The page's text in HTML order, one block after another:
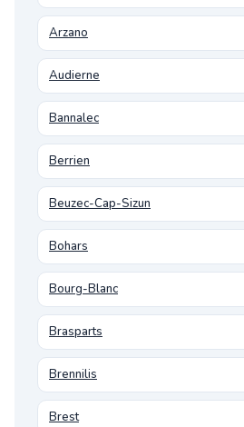
Arzano
Audierne
Bannalec
Berrien
Beuzec-Cap-Sizun
Bohars
Bourg-Blanc
Brasparts
Brennilis
Brest